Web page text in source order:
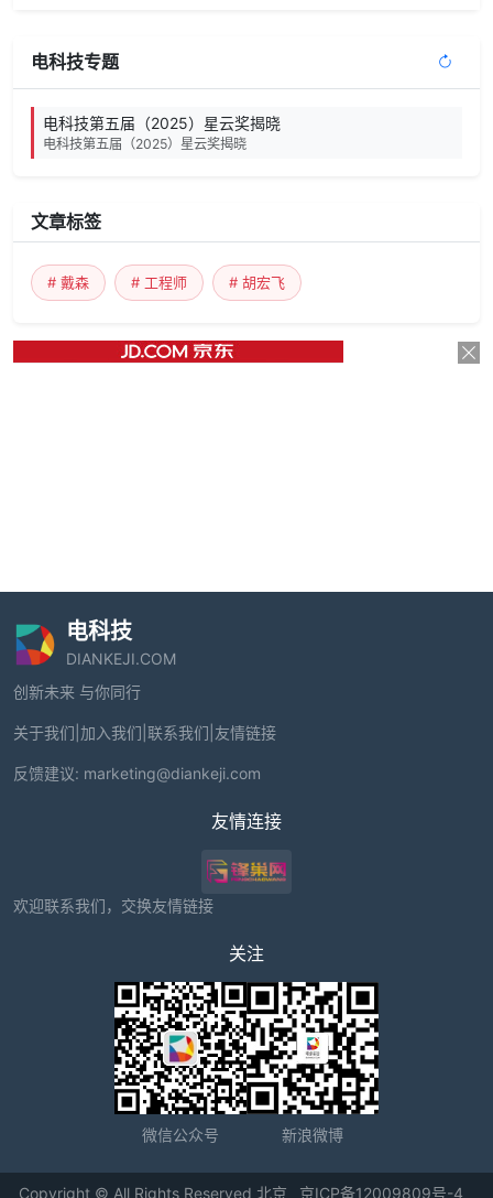
电科技专题
电科技第五届（2025）星云奖揭晓
电科技第五届（2025）星云奖揭晓
文章标签
# 戴森 # 工程师 # 胡宏飞
电科技
DIANKEJI.COM
创新未来 与你同行
关于我们 加入我们 联系我们 友情链接
反馈建议: marketing@diankeji.com
友情连接
欢迎联系我们，交换友情链接
关注
微信公众号 新浪微博
Copyright © All Rights Reserved 北京 京ICP备12009809号-4